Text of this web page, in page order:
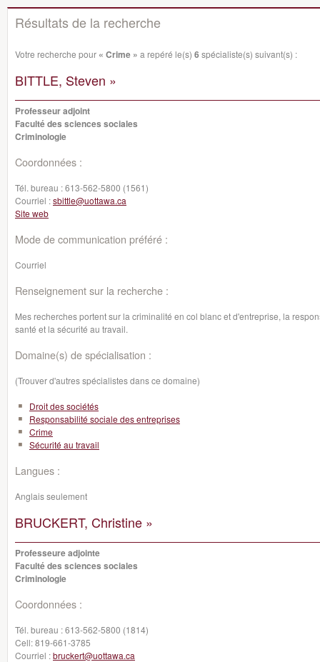
Résultats de la recherche
Votre recherche pour « Crime » a repéré le(s) 6 spécialiste(s) suivant(s) :
BITTLE, Steven »
Professeur adjoint
Faculté des sciences sociales
Criminologie
Coordonnées :
Tél. bureau :613-562-5800 (1561)
Courriel :sbittle@uottawa.ca
Site web
Mode de communication préféré :
Courriel
Renseignement sur la recherche :
Mes recherches portent sur la criminalité en col blanc et d'entreprise, la
santé et la sécurité au travail.
Domaine(s) de spécialisation :
(Trouver d'autres spécialistes dans ce domaine)
Droit des sociétés
Responsabilité sociale des entreprises
Crime
Sécurité au travail
Langues :
Anglais seulement
BRUCKERT, Christine »
Professeure adjointe
Faculté des sciences sociales
Criminologie
Coordonnées :
Tél. bureau :613-562-5800 (1814)
Cell:819-661-3785
Courriel :bruckert@uottawa.ca